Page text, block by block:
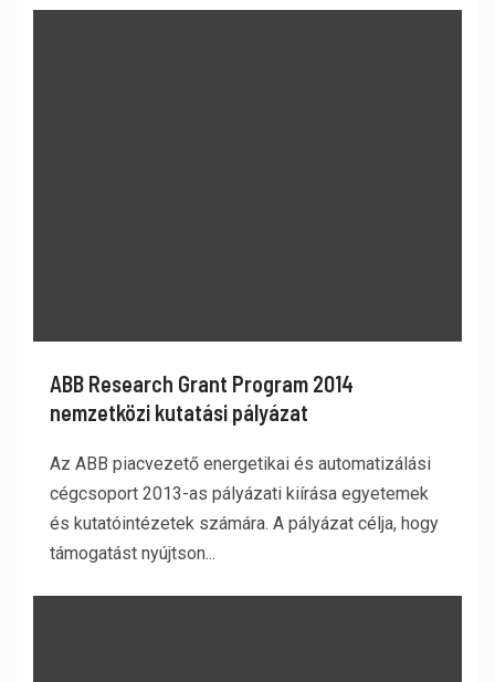
ABB Research Grant Program 2014
nemzetközi kutatási pályázat
Az ABB piacvezető energetikai és automatizálási
cégcsoport 2013-as pályázati kiírása egyetemek
és kutatóintézetek számára. A pályázat célja, hogy
támogatást nyújtson...